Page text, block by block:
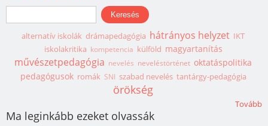
Keresés űrlap
Keresés
alternatív iskolák drámapedagógia hátrányos helyzet IKT
iskolakritika kompetencia külföld magyartanítás
művészetpedagógia nevelés neveléstörténet oktatáspolitika
pedagógusok romák SNI szabad nevelés tantárgy-pedagógia
örökség
Tovább
Ma leginkább ezeket olvassák